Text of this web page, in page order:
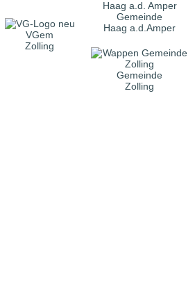
VGem
Zolling
Gemeinde
Haag a.d.Amper
Gemeinde
Zolling